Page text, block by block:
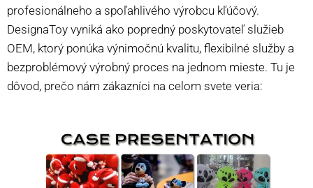
profesionálneho a spoľahlivého výrobcu kľúčový.
DesignaToy vyniká ako popredný poskytovateľ služieb
OEM, ktorý ponúka výnimočnú kvalitu, flexibilné služby a
bezproblémový výrobný proces na jednom mieste. Tu je
dôvod, prečo nám zákazníci na celom svete veria: